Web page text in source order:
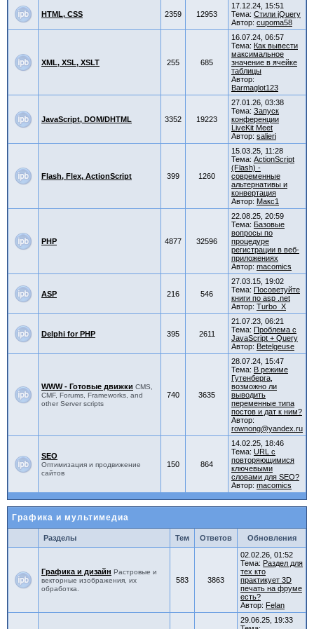
HTML, CSS 2359 12953
17.12.24, 15:51
Тема: Стили jQuery
Автор: cupoma58
XML, XSL, XSLT 255 685
16.07.24, 06:57
Тема: Как вывести
максимальное
значение в ячейке
таблицы
Автор:
Barmaglot123
JavaScript, DOM/DHTML 3352 19223
27.01.26, 03:38
Тема: Запуск
конференции
LiveKit Meet
Автор: salieri
Flash, Flex, ActionScript 399 1260
15.03.25, 11:28
Тема: ActionScript
(Flash) -
современные
альтернативы и
конвертация
Автор: Макс1
PHP 4877 32596
22.08.25, 20:59
Тема: Базовые
вопросы по
процедуре
регистрации в веб-
приложениях
Автор: macomics
ASP 216 546
27.03.15, 19:02
Тема: Посоветуйте
книги по asp .net
Автор: Turbo_X
Delphi for PHP 395 2611
21.07.23, 06:21
Тема: Проблема c
JavaScript + Query
Автор: Betelgeuse
WWW - Готовые движки CMS,
CMF, Forums, Frameworks, and
other Server scripts
740 3635
28.07.24, 15:47
Тема: В режиме
Гутенберга,
возможно ли
выводить
переменные типа
постов и дат к ним?
Автор:
rownong@yandex.ru
SEO
Оптимизация и продвижение
сайтов
150 864
14.02.25, 18:46
Тема: URL с
повторяющимися
ключевыми
словами для SEO?
Автор: macomics
Графика и мультимедиа
Разделы Тем Ответов Обновления
Графика и дизайн Растровые и
векторные изображения, их
обработка.
583 3863
02.02.26, 01:52
Тема: Раздел для
тех кто
практикует 3D
печать на фруме
есть?
Автор: Felan
29.06.25, 19:33